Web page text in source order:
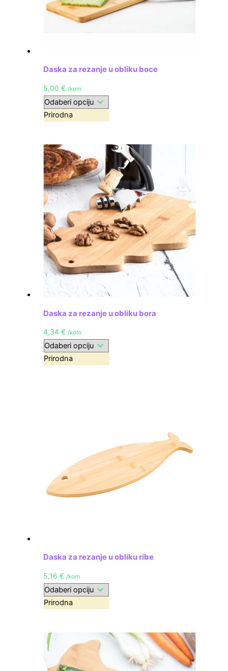
Daska za rezanje u obliku boce
5,00€ /kom
Prirodna
Daska za rezanje u obliku bora
4,34€ /kom
Prirodna
Daska za rezanje u obliku ribe
5,16€ /kom
Prirodna